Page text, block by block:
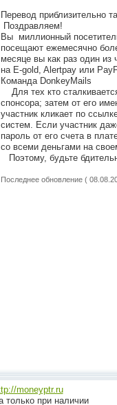
Перевод приблизительно
Поздравляем!
Вы миллионный
посещают ежемесячно
месяце вы как раз один из
на E-gold, Alertpay или
Команда DonkeyMails
Для тех кто
спонсора; затем от его
участник кликает по
систем. Если участник
пароль от его счета в
со всеми деньгами на
Поэтому, будьте
Последнее обновление (
moneyptr.ru
только при наличии